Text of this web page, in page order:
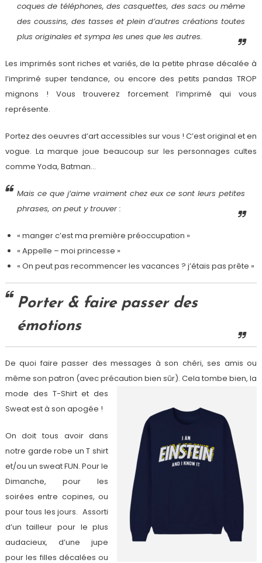
coques de téléphones, des casquettes, des sacs ou même
des coussins, des tasses et plein d’autres créations toutes
plus originales et sympa les unes que les autres.
Les imprimés sont riches et variés, de la petite phrase décalée à
l’imprimé super tendance, ou encore des petits pandas TROP
mignons ! Vous trouverez forcement l’imprimé qui vous
représente.
Portez des oeuvres d’art accessibles sur vous ! C’est original et en
vogue. La marque joue beaucoup sur les personnages cultes
comme Yoda, Batman…
Mais ce que j’aime vraiment chez eux ce sont leurs petites
phrases, on peut y trouver :
« manger c’est ma première préoccupation »
« Appelle – moi princesse »
« On peut pas recommencer les vacances ? j’étais pas prête »
Porter & faire passer des
émotions
De quoi faire passer des messages à son chéri, ses amis ou
même son patron (avec précaution biensûr). Cela tombe bien, la
mode des T-Shirt et des
Sweat est à son apogée !
On doit tous avoir dans
notre garde robe un T shirt
et/ou un sweat FUN. Pour le
Dimanche, pour les
soirées entre copines, ou
pour tous les jours. Assorti
d’un tailleur pour le plus
audacieux, d’une jupe
pour les filles décalées ou